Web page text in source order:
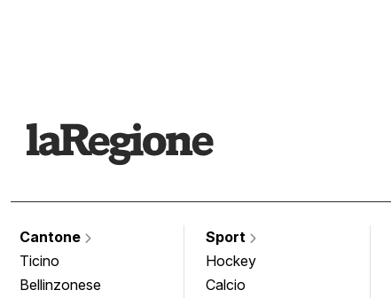
Cantone
Ticino
Bellinzonese
Sport
Hockey
Calcio